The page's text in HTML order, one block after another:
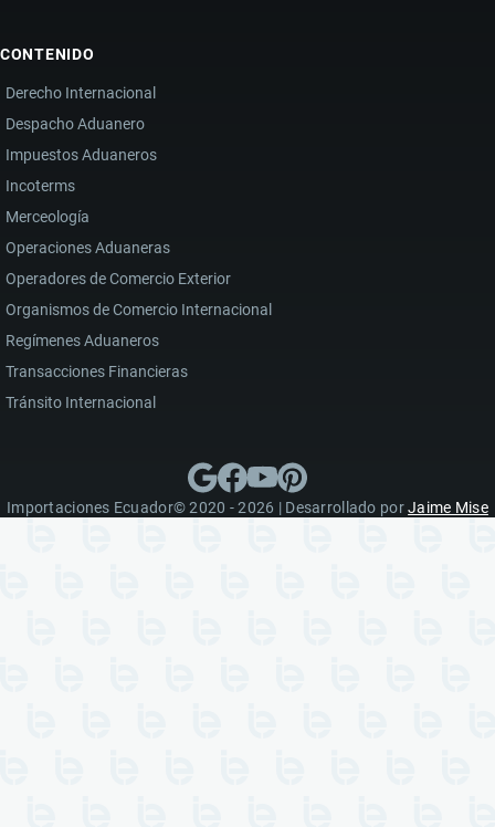
CONTENIDO
Derecho Internacional
Despacho Aduanero
Impuestos Aduaneros
Incoterms
Merceología
Operaciones Aduaneras
Operadores de Comercio Exterior
Organismos de Comercio Internacional
Regímenes Aduaneros
Transacciones Financieras
Tránsito Internacional
Importaciones Ecuador© 2020 - 2026 | Desarrollado porJaime Mise